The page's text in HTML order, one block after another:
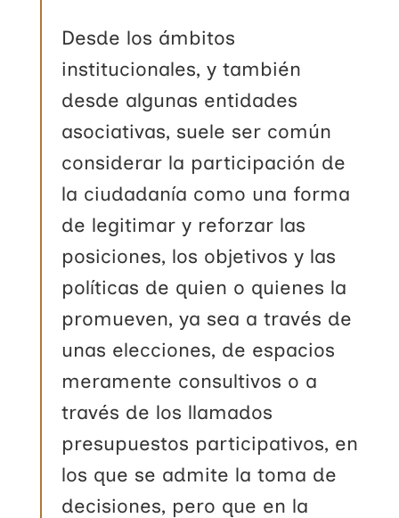
Desde los ámbitos
institucionales, y también
desde algunas entidades
asociativas, suele ser común
considerar la participación de
la ciudadanía como una forma
de legitimar y reforzar las
posiciones, los objetivos y las
políticas de quien o quienes la
promueven, ya sea a través de
unas elecciones, de espacios
meramente consultivos o a
través de los llamados
presupuestos participativos, en
los que se admite la toma de
decisiones, pero que en la